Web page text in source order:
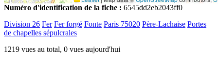
Numéro d'identification de la fiche : 6545dd2eb2043ff0
Division 26 Fer Fer forgé Fonte Paris 75020 Père-Lachaise Portes
de chapelles sépulcrales
1219 vues au total, 0 vues aujourd'hui